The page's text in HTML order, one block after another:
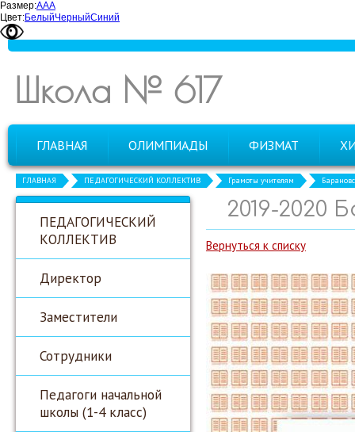
Размер:ААА
Цвет:БелыйЧерныйСиний
Школа № 617
ГЛАВНАЯ ОЛИМПИАДЫ ФИЗМАТ
ГЛАВНАЯ ПЕДАГОГИЧЕСКИЙ КОЛЛЕКТИВ Грамоты учителям
ПЕДАГОГИЧЕСКИЙ
КОЛЛЕКТИВ
Директор
Заместители
Сотрудники
Педагоги начальной
школы (1-4 класс)
2019-2020
Вернуться к списку